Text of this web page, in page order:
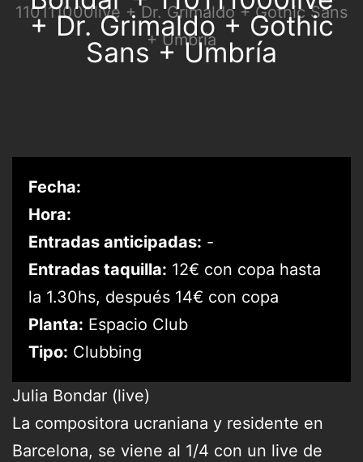
+ Dr. Grimaldo + Gothic
Sans + Umbría
Fecha:
Hora:
Entradas anticipadas: -
Entradas taquilla: 12€ con copa hasta
la 1.30hs, después 14€ con copa
Planta: Espacio Club
Tipo: Clubbing
Julia Bondar (live)
La compositora ucraniana y residente en
Barcelona, se viene al 1/4 con un live de